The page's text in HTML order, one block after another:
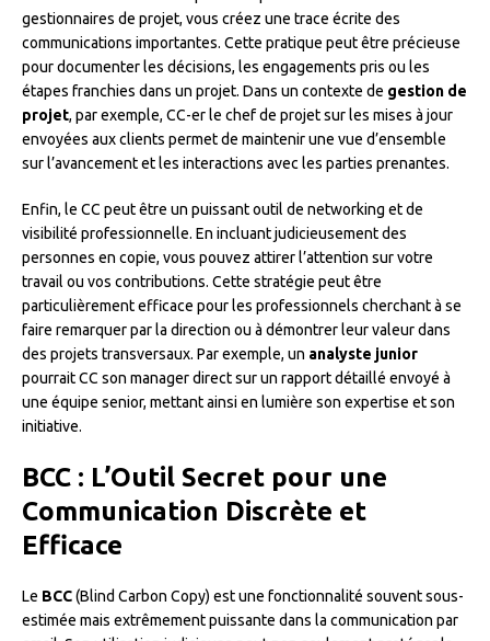
gestionnaires de projet, vous créez une trace écrite des
communications importantes. Cette pratique peut être précieuse
pour documenter les décisions, les engagements pris ou les
étapes franchies dans un projet. Dans un contexte de gestion de
projet, par exemple, CC-er le chef de projet sur les mises à jour
envoyées aux clients permet de maintenir une vue d’ensemble
sur l’avancement et les interactions avec les parties prenantes.
Enfin, le CC peut être un puissant outil de networking et de
visibilité professionnelle. En incluant judicieusement des
personnes en copie, vous pouvez attirer l’attention sur votre
travail ou vos contributions. Cette stratégie peut être
particulièrement efficace pour les professionnels cherchant à se
faire remarquer par la direction ou à démontrer leur valeur dans
des projets transversaux. Par exemple, un analyste junior
pourrait CC son manager direct sur un rapport détaillé envoyé à
une équipe senior, mettant ainsi en lumière son expertise et son
initiative.
BCC : L’Outil Secret pour une
Communication Discrète et
Efficace
Le BCC(Blind Carbon Copy) est une fonctionnalité souvent sous-
estimée mais extrêmement puissante dans la communication par